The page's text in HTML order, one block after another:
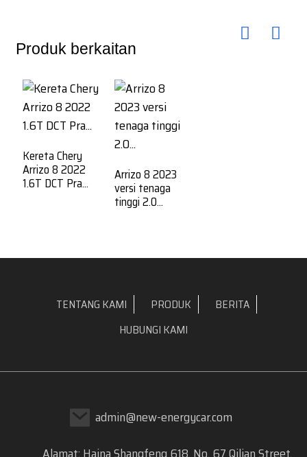
Produk berkaitan
Kereta Chery
Arrizo 8 2022
1.6T DCT Pra... Arrizo 8 2023
versi tenaga
tinggi 2.0...
TENTANG KAMI PRODUK
BERITA
HUBUNGI KAMI
admin@new-energycar.com